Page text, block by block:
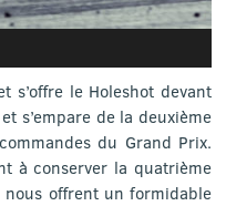
s’offre le Holeshot devant
s’empare de la deuxième
du Grand Prix.
à conserver la quatrième
nous offrent un formidable